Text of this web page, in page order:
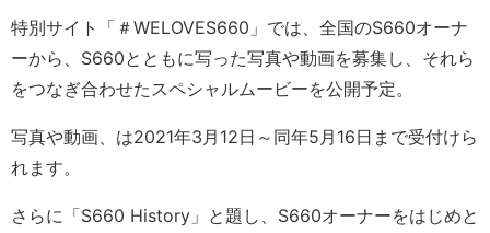
特別サイト「＃WELOVES660」では、全国のS660オーナ
ーから、S660とともに写った写真や動画を募集し、それら
をつなぎ合わせたスペシャルムービーを公開予定。
写真や動画、は2021年3月12日～同年5月16日まで受付けら
れます。
さらに「S660 History」と題し、S660オーナーをはじめと